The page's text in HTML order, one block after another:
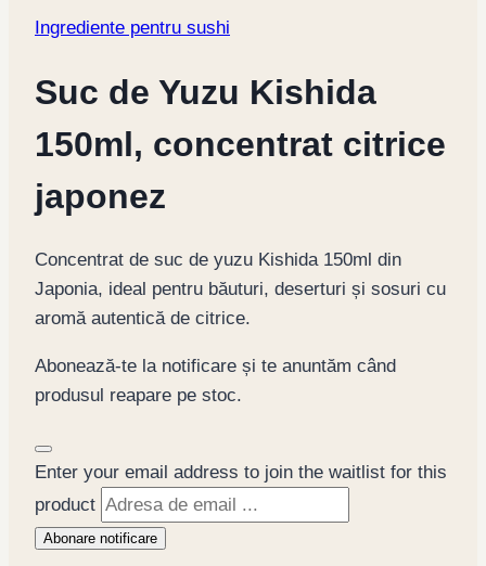
Ingrediente pentru sushi
Suc de Yuzu Kishida
150ml, concentrat citrice
japonez
Concentrat de suc de yuzu Kishida 150ml din
Japonia, ideal pentru băuturi, deserturi și sosuri cu
aromă autentică de citrice.
Abonează-te la notificare și te anuntăm când
produsul reapare pe stoc.
Dismiss
notification
Enter your email address to join the waitlist for this
product
Abonare notificare